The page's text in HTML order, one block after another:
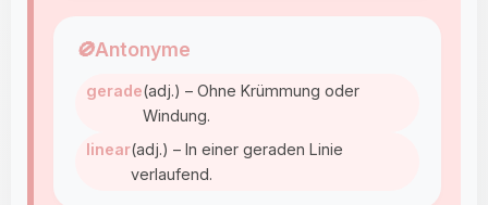
🚫Antonyme
gerade(adj.) – Ohne Krümmung oder
Windung.
linear(adj.) – In einer geraden Linie
verlaufend.